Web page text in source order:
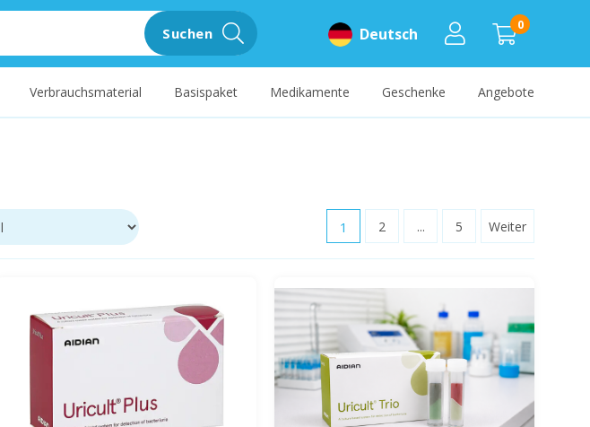
0
Deutsch
Suchen
Verbrauchsmaterial Basispaket Medikamente Geschenke Angebote
1 2 ... 5 Weiter